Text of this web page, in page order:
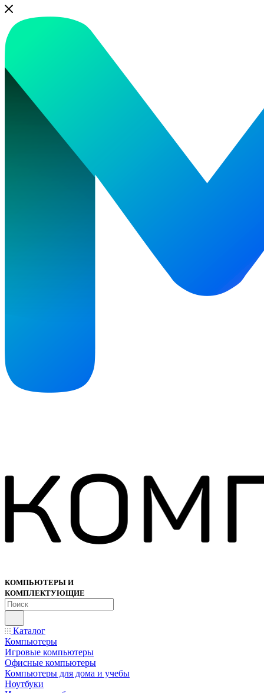
КОМПЬЮТЕРЫ И
КОМПЛЕКТУЮЩИЕ
Каталог
Компьютеры
Игровые компьютеры
Офисные компьютеры
Компьютеры для дома и учебы
Ноутбуки